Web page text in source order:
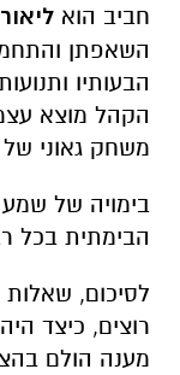
חביב הוא
השאפתן
הבעותיו
הקהל מוצא
משחק גאוני
בימויה של
הבימתית בכל
לסיכום, שאלות
רוצים, כיצד
מענה הולם